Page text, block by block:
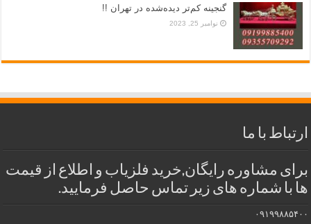
گنجینه کم‌تر دیده‌شده در تهران !!
نوامبر 25, 2023
ارتباط با ما
برای مشاوره رایگان,خرید فلزیاب و اطلاع از قیمت
ها با شماره های زیر تماس حاصل فرمایید.
۰۹۱۹۹۸۸۵۴۰۰